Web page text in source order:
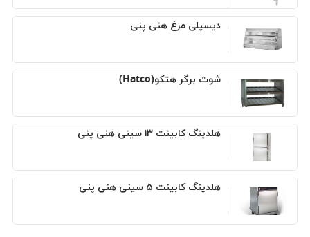
دیسپلی مرغ هنی پنی
شوت برگر هتکو(Hatco)
هلدینگ کابینت ۱۳ سینی هنی پنی
هلدینگ کابینت ۵ سینی هنی پنی